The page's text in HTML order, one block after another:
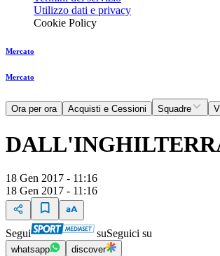
Utilizzo dati e privacy
Cookie Policy
Mercato
Mercato
Ora per ora Acquisti e Cessioni Squadre
18 Gen 2017 - 11:16
18 Gen 2017 - 11:16
Segui suSeguici su
whatsapp discover